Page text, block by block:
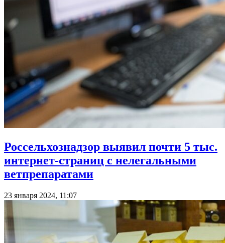
Россельхознадзор выявил почти 5 тыс.
интернет-страниц с нелегальными
ветпрепаратами
23 января 2024, 11:07